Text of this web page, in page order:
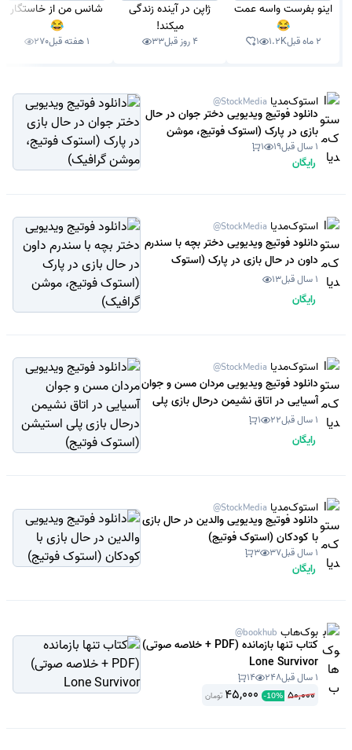
اینو بفرست واسه عمت
😂
2 ماه قبل 1.2K
1
ژاپن در آینده زندگی
میکند!
4 روز قبل 33
شانس من از خاستگار
😂
1 هفته قبل 270
استوک‌مدیا @StockMedia
دانلود فوتیج ویدیویی دختر جوان در حال
بازی در پارک (استوک فوتیج، موشن
گرافیک)1 سال قبل 19
1
رایگان
استوک‌مدیا @StockMedia
دانلود فوتیج ویدیویی دختر بچه با سندرم
داون در حال بازی در پارک (استوک
فوتیج، موشن گرافیک)1 سال قبل 13
رایگان
استوک‌مدیا @StockMedia
دانلود فوتیج ویدیویی مردان مسن و جوان
آسیایی در اتاق نشیمن درحال بازی پلی
استیشن (استوک فوتیج)1 سال قبل 22
1
رایگان
استوک‌مدیا @StockMedia
دانلود فوتیج ویدیویی والدین در حال بازی
با کودکان (استوک فوتیج)
1 سال قبل 37
3
رایگان
بوک‌هاب @bookhub
کتاب تنها بازمانده (PDF + خلاصه صوتی)
Lone Survivor
1 سال قبل 248
14
50,000
-10%
45,000 تومان